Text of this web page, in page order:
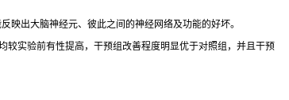
映出大脑神经元、彼此之间的神经网络及功能的好坏。
实验前有性提高，干预组改善程度明显优于对照组，并且干预